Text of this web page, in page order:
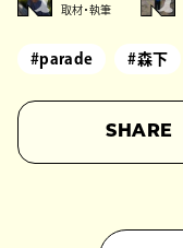
取材・執筆
#parade #森下
SHARE